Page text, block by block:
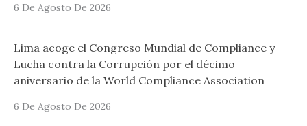
6 De Agosto De 2026
Lima acoge el Congreso Mundial de Compliance y
Lucha contra la Corrupción por el décimo
aniversario de la World Compliance Association
6 De Agosto De 2026